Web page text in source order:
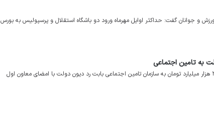
و جوانان گفت: حداکثر اوایل مهرماه ورود دو باشگاه استقلال و پرسپولیس به بورس
مصوبه واگذاری سهام دولت به ارزش تقریبی ۳۲ هزار میلیارد تومان به سازمان تامین اجتماعی بابت رد دیون دولت با امضای معاون اول